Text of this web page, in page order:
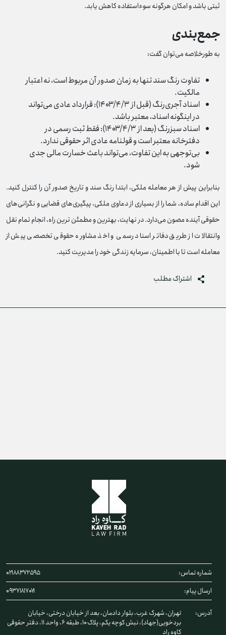
ثبتی باشد و امکان هرگونه سوءاستفاده کاهش یابد.
جمع‌بندی
به‌ طورخلاصه می‌توان گفت:
تفاوت رنگ سند تنها به زمان صدور آن مربوط است، نه اعتبار
مالکیت.
اسناد آجری‌رنگ (قبل از ۱۴۰۳/۴/۳): قرارداد عادی می‌تواند
در اینگونه اسناد، معتبر باشد.
اسناد سبزرنگ (بعد از ۱۴۰۳/۴/۳): فقط ثبت رسمی در
دفترخانه معتبر است و قولنامه عادی اثر حقوقی ندارد.
بی‌توجهی به این تفاوت، می‌تواند باعث خسارت مالی جدی
شود.
بنابراین پیش از هر معامله ملکی، ابتدا رنگ سند و تاریخ صدور آن را کنترل کنید.
این اقدام ساده، شما را از بسیاری از دعاوی ملکی، پیگیری‌های قضایی و نگرانی‌های
حقوقی آینده مصون می‌‌دارد. در نهایت، بهترین و مطمئن‌ ترین راه، انجام تمام نقل‌
وانتقالات از طریق دفاتر اسناد رسمی و اخذ مشاوره حقوقی تخصصی پیش از
معامله است تا با اطمینان، سرمایه زندگی خود را مدیریت کنید.
شماره تماس:
۰۲۱۸۸۳۷۲۵۹۵
ارسال پیام:
۰۹۳۷۱۸۱۷۰۷۱
آدرس:
تهران، شهرک غرب، بلوار دادمان، بعد از خیابان درختی، خیابان
بردخویی(جهاد)، نبش کوچه یکم، پلاک ۱۰، طبقه ۶، واحد ۱۱، دفتر حقوقی
کاوه راد